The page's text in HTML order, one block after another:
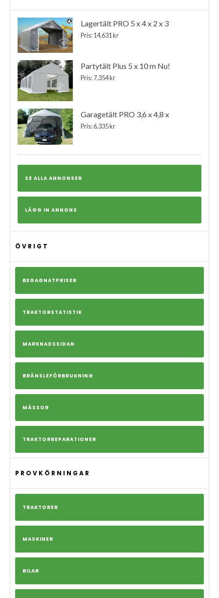
Lagertält PRO 5 x 4 x 2 x 3
Pris: 14,631 kr
Partytält Plus 5 x 10 m Nu!
Pris: 7,354 kr
Garagetält PRO 3,6 x 4,8 x
Pris: 6,335 kr
SE ALLA ANNONSER
LÄGG IN ANNONS
ÖVRIGT
BEGAGNATPRISER
TRAKTORSTATISTIK
MARKNADSSIDAN
BRÄNSLEFÖRBRUKNING
MÄSSOR
TRAKTORREPARATIONER
PROVKÖRNINGAR
TRAKTORER
MASKINER
BILAR